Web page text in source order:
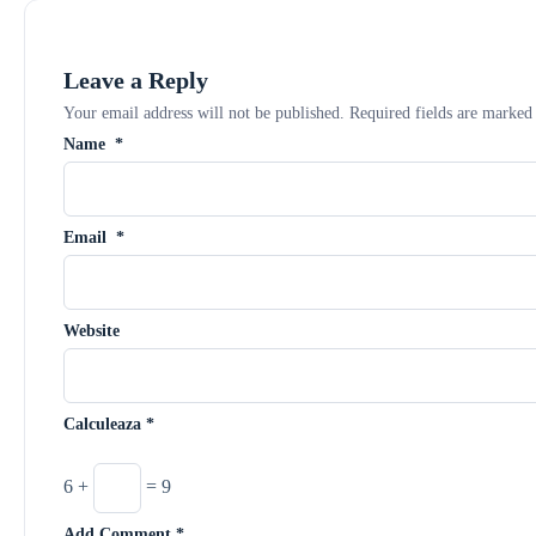
Leave a Reply
Your email address will not be published. Required fields are marked
Name *
Email *
Website
Calculeaza *
6 + = 9